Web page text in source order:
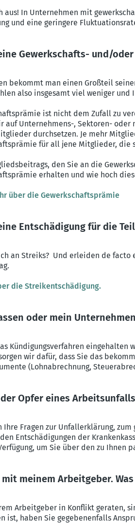
aus! In Unternehmen mit
und eine geringere
Gewerkschafts- und/
bekommt man einen Großteil
also insgesamt viel weniger
ist nicht dem Zufall zu
auf Unternehmens-, Sektoren-
durchsetzen. Je mehr
für all jene Mitglieder,
den Sie an die
erhalten und wie hoch
über die Gewerkschaftsprämie
Entschädigung für die
an Streiks? Und erleiden de facto
die Streikentschädigung.
oder mein
Kündigungsverfahren eingehalten
wir dafür, dass Sie das
(Lohnabrechnung,
Opfer eines
Fragen zur Unfallerklärung,
Entschädigungen der
um Sie über den zu Ihnen
meinem Arbeitgeber.
Arbeitgeber in Konflikt geraten,
ist, haben Sie gegebenenfalls